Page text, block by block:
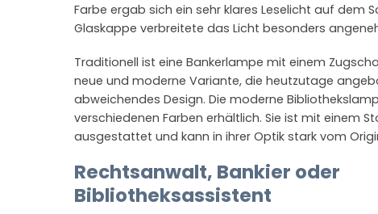
Farbe ergab sich ein sehr klares Leselicht auf dem
Glaskappe verbreitete das Licht besonders
Traditionell ist eine Bankerlampe mit einem
neue und moderne Variante, die heutzutage
abweichendes Design. Die moderne
verschiedenen Farben erhältlich. Sie ist mit einem
ausgestattet und kann in ihrer Optik stark vom
Rechtsanwalt, Bankier oder
Bibliotheksassistent